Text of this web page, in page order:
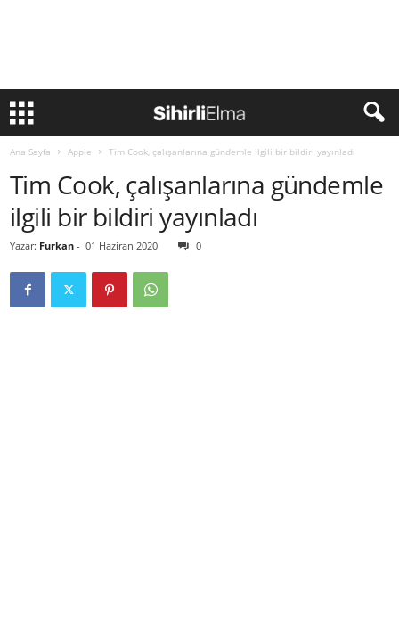
Ana Sayfa Apple Tim Cook, çalışanlarına gündemle ilgili bir bildiri yayınladı
Tim Cook, çalışanlarına gündemle
ilgili bir bildiri yayınladı
Yazar: Furkan - 01 Haziran 2020 0